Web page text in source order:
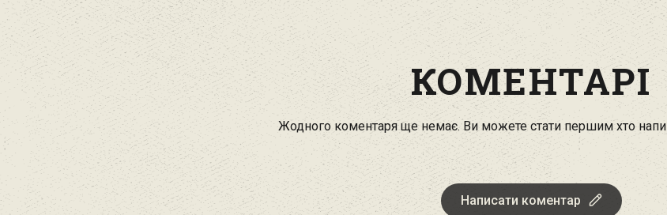
КОМЕНТАРІ
Жодного коментаря ще немає. Ви можете стати першим хто
Написати коментар